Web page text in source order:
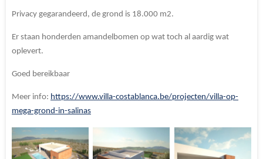
Privacy gegarandeerd, de grond is 18.000 m2.
Er staan honderden amandelbomen op wat toch al aardig wat
oplevert.
Goed bereikbaar
Meer info: https://www.villa-costablanca.be/projecten/villa-op-
mega-grond-in-salinas